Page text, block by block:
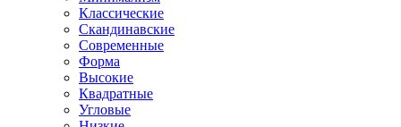
Классические
Скандинавские
Современные
Форма
Высокие
Квадратные
Угловые